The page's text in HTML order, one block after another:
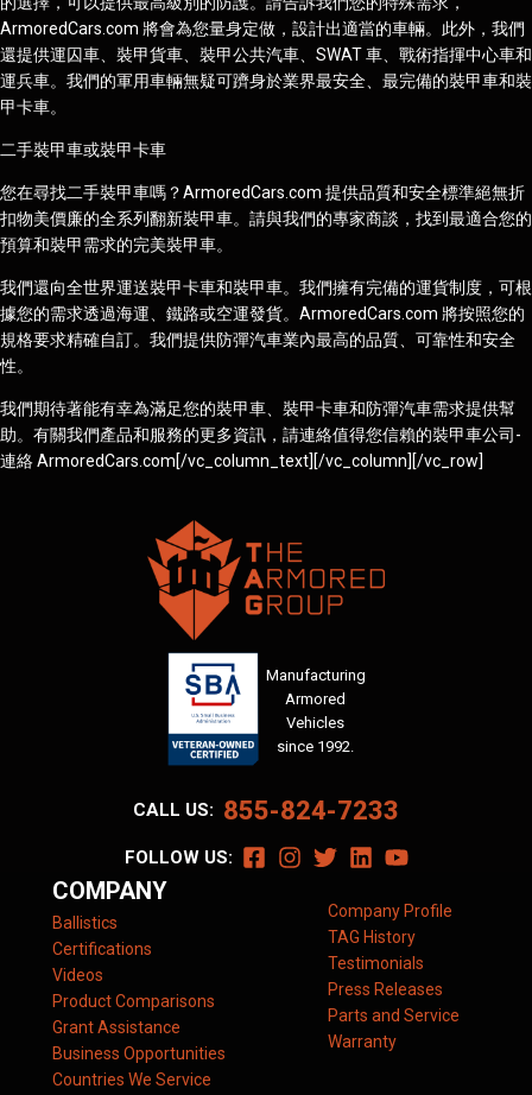
ArmoredCars.com 將會為您量身定做，設計出適當的車輛。此外，我們
還提供運囚車、裝甲貨車、裝甲公共汽車、SWAT 車、戰術指揮中心車和
運兵車。我們的軍用車輛無疑可躋身於業界最安全、最完備的裝甲車和裝
甲卡車。
二手裝甲車或裝甲卡車
您在尋找二手裝甲車嗎？ArmoredCars.com 提供品質和安全標準絕無折
扣物美價廉的全系列翻新裝甲車。請與我們的專家商談，找到最適合您的
預算和裝甲需求的完美裝甲車。
我們還向全世界運送裝甲卡車和裝甲車。我們擁有完備的運貨制度，可根
據您的需求透過海運、鐵路或空運發貨。ArmoredCars.com 將按照您的
規格要求精確自訂。我們提供防彈汽車業內最高的品質、可靠性和安全
性。
我們期待著能有幸為滿足您的裝甲車、裝甲卡車和防彈汽車需求提供幫
助。有關我們產品和服務的更多資訊，請連絡值得您信賴的裝甲車公司-
連絡 ArmoredCars.com[/vc_column_text][/vc_column][/vc_row]
Manufacturing
Armored
Vehicles
since 1992.
CALL US: 855-824-7233
FOLLOW US:
COMPANY
Ballistics
Certifications
Videos
Product Comparisons
Grant Assistance
Business Opportunities
Countries We Service
Company Profile
TAG History
Testimonials
Press Releases
Parts and Service
Warranty